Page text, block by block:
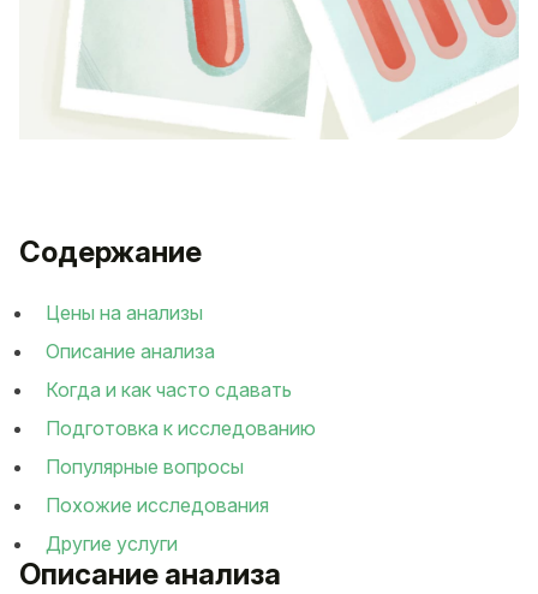
Описание анализа
Содержание
Цены на анализы
Описание анализа
Когда и как часто сдавать
Подготовка к исследованию
Популярные вопросы
Похожие исследования
Другие услуги